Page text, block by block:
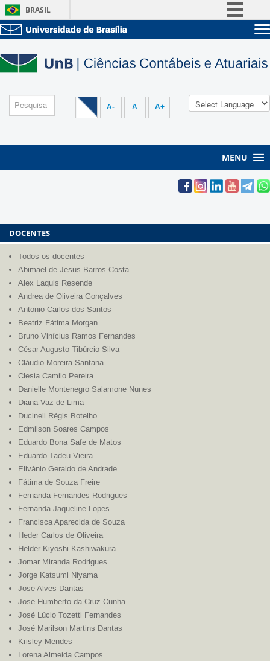
BRASIL
Participe
Legislação
Unidades acadêmicas
Estude na UnB
Administração
Servidor
A- A A+
MENU
DOCENTES
Todos os docentes
Abimael de Jesus Barros Costa
Alex Laquis Resende
Andrea de Oliveira Gonçalves
Antonio Carlos dos Santos
Beatriz Fátima Morgan
Bruno Vinícius Ramos Fernandes
César Augusto Tibúrcio Silva
Cláudio Moreira Santana
Clesia Camilo Pereira
Danielle Montenegro Salamone Nunes
Diana Vaz de Lima
Ducineli Régis Botelho
Edmilson Soares Campos
Eduardo Bona Safe de Matos
Eduardo Tadeu Vieira
Elivânio Geraldo de Andrade
Fátima de Souza Freire
Fernanda Fernandes Rodrigues
Fernanda Jaqueline Lopes
Francisca Aparecida de Souza
Heder Carlos de Oliveira
Helder Kiyoshi Kashiwakura
Jomar Miranda Rodrigues
Jorge Katsumi Niyama
José Alves Dantas
José Humberto da Cruz Cunha
José Lúcio Tozetti Fernandes
José Marilson Martins Dantas
Krisley Mendes
Lorena Almeida Campos